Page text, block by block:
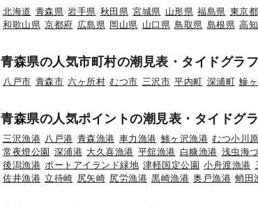
北海道 青森県 岩手県 秋田県 宮城県 山形県 福島県 東京都
和歌山県 京都府 広島県 岡山県 山口県 鳥取県 島根県 高
青森県の人気市町村の潮見表・タイドグラフ
八戸市 青森市 六ヶ所村 むつ市 三沢市 平内町 深浦町 鰺
青森県の人気ポイントの潮見表・タイドグ
三沢漁港 八戸港 青森漁港 車力漁港 鯵ヶ沢漁港 むつ小川
常夜燈公園 深浦港 大久喜漁港 平舘漁港 白糠漁港 浅虫海
後潟漁港 ポートアイランド緑地 津軽国定公園 小舟渡漁港
佐井漁港 立待崎 尻矢崎 尻労漁港 黒崎漁港 奥戸漁港 蛸田